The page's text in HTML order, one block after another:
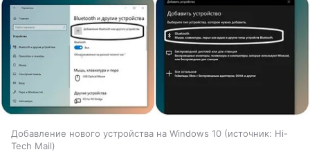
Добавление нового устройства на Windows 10 источник: Hi-
Tech Mail